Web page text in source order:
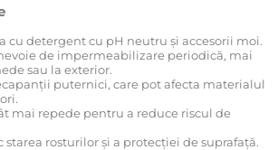
cu detergent cu pH neutru și accesorii moi.
de impermeabilizare periodică, mai
sau la exterior.
puternici, care pot afecta materialul
mai repede pentru a reduce riscul de
starea rosturilor și a protecției de suprafață.